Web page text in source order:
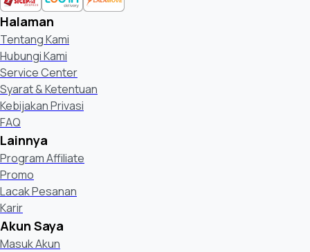
Halaman
Tentang Kami
Hubungi Kami
Service Center
Syarat & Ketentuan
Kebijakan Privasi
FAQ
Lainnya
Program Affiliate
Promo
Lacak Pesanan
Karir
Akun Saya
Masuk Akun